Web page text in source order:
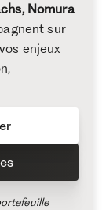
Nomura
sur
enjeux